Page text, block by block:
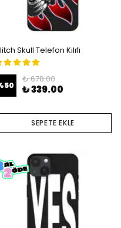
Skull Telefon Kılıfı
50
₺ 678.00
₺ 339.00
SEPETE EKLE